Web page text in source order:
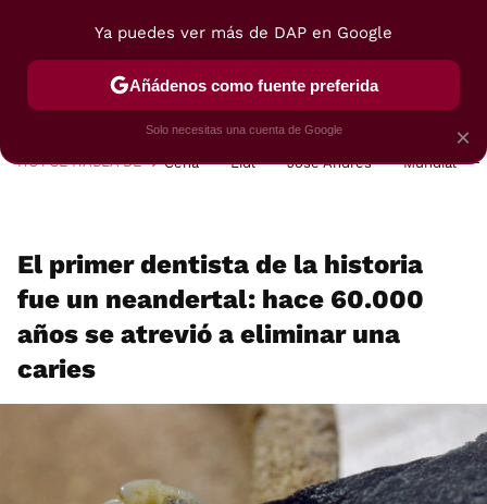
POSTRES VIAJES SELECCIÓN VEGUI
HOY SE HABLA DE Cena Lidl José Andrés Mundial
El primer dentista de la historia
fue un neandertal: hace 60.000
años se atrevió a eliminar una
caries
×
Ya puedes ver más de DAP en Google
Añádenos como fuente preferida
Solo necesitas una cuenta de Google